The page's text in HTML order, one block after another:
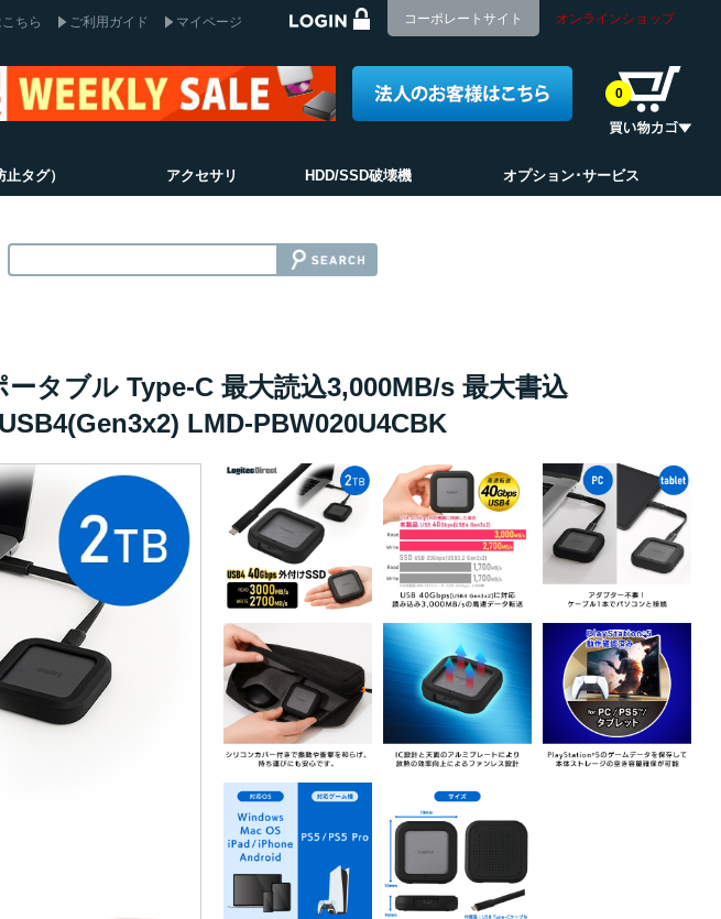
ちら ご利用ガイド マイページ コーポレートサイト オンラインショップ
0
タグ） アクセサリ HDD/SSD破壊機 オプション･サービス
タブル Type-C 最大読込3,000MB/s 最大書込
LMD-PBW020U4CBK